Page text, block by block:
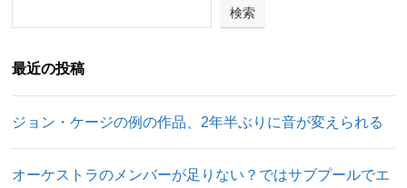
検索
最近の投稿
ジョン・ケージの例の作品、2年半ぶりに音が変えられる
オーケストラのメンバーが足りない？ではサブプールでエ